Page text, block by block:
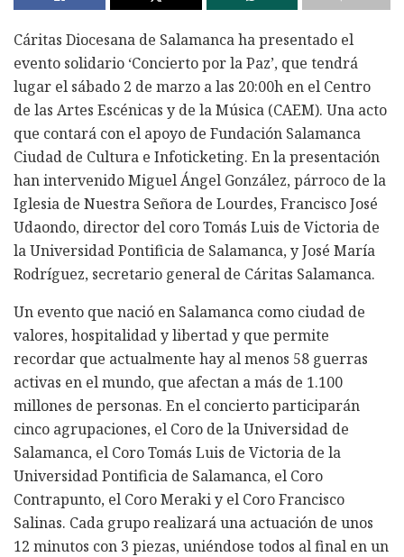
Cáritas Diocesana de Salamanca ha presentado el
evento solidario ‘Concierto por la Paz’, que tendrá
lugar el sábado 2 de marzo a las 20:00h en el Centro
de las Artes Escénicas y de la Música (CAEM). Una acto
que contará con el apoyo de Fundación Salamanca
Ciudad de Cultura e Infoticketing. En la presentación
han intervenido Miguel Ángel González, párroco de la
Iglesia de Nuestra Señora de Lourdes, Francisco José
Udaondo, director del coro Tomás Luis de Victoria de
la Universidad Pontificia de Salamanca, y José María
Rodríguez, secretario general de Cáritas Salamanca.
Un evento que nació en Salamanca como ciudad de
valores, hospitalidad y libertad y que permite
recordar que actualmente hay al menos 58 guerras
activas en el mundo, que afectan a más de 1.100
millones de personas. En el concierto participarán
cinco agrupaciones, el Coro de la Universidad de
Salamanca, el Coro Tomás Luis de Victoria de la
Universidad Pontificia de Salamanca, el Coro
Contrapunto, el Coro Meraki y el Coro Francisco
Salinas. Cada grupo realizará una actuación de unos
12 minutos con 3 piezas, uniéndose todos al final en un